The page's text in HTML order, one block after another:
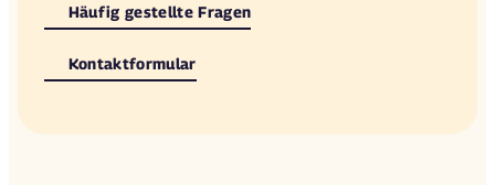
Häufig gestellte Fragen
Kontaktformular